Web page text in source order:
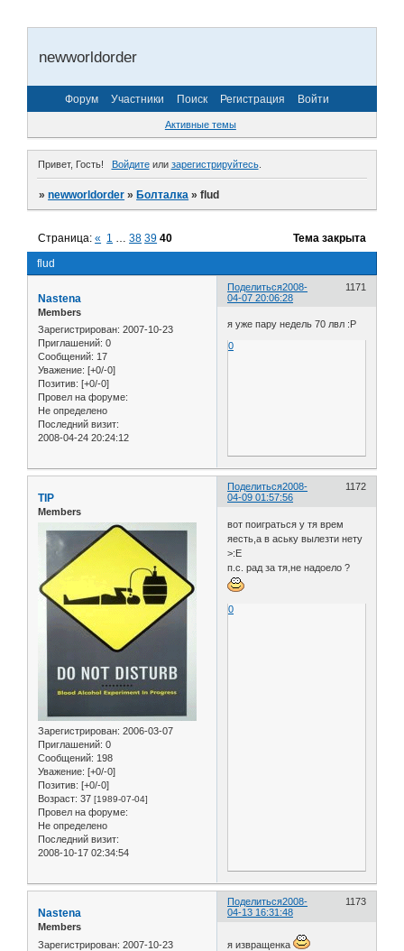
newworldorder
Форум Участники Поиск Регистрация Войти
Активные темы
Привет, Гость! Войдитеили зарегистрируйтесь.
»newworldorder »Болталка »flud
flud
Страница:« 1 … 38 39 40 Тема закрыта
Поделиться 1171
2008-
04-07 20:06:28
Nastena
Members
Зарегистрирован: 2007-10-23
Приглашений: 0
Сообщений: 17
Уважение: [+0/-0]
Позитив: [+0/-0]
Провел на форуме:
Не определено
Последний визит:
2008-04-24 20:24:12
я уже пару недель 70 лвл :Р
0
Поделиться 1172
2008-
04-09 01:57:56
TIP
Members
Зарегистрирован: 2006-03-07
Приглашений: 0
Сообщений: 198
Уважение: [+0/-0]
Позитив: [+0/-0]
Возраст: 37 [1989-07-04]
Провел на форуме:
Не определено
Последний визит:
2008-10-17 02:34:54
вот поиграться у тя врем
яесть,а в аську вылезти нету
>:E
п.с. рад за тя,не надоело ?
0
Поделиться 1173
2008-
04-13 16:31:48
Nastena
Members
Зарегистрирован: 2007-10-23
я извращенка